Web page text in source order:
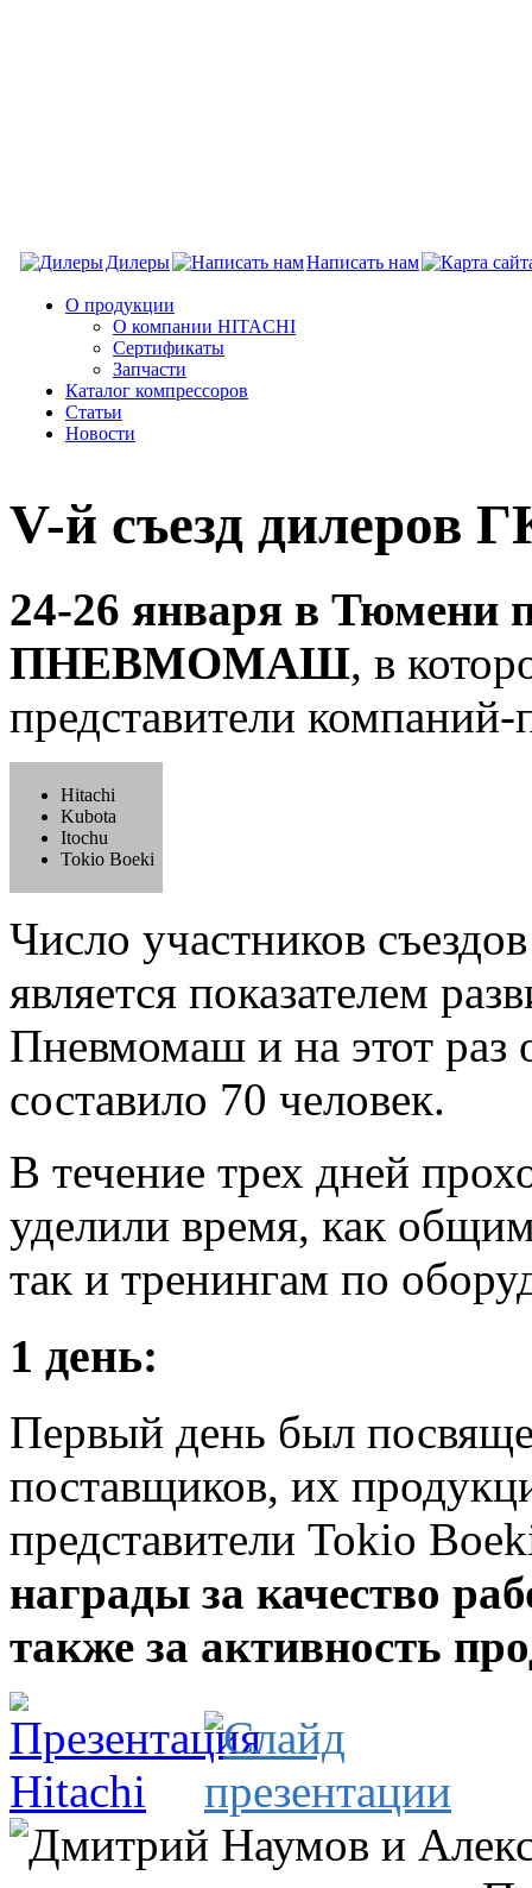
Дилеры Написать нам
О продукции
О компании HITACHI
Сертификаты
Запчасти
Каталог компрессоров
Статьи
Новости
V-й съезд
24-26 января в Тюмени
ПНЕВМОМАШ, в
представители
Hitachi
Kubota
Itochu
Tokio Boeki
Число участников
является показателем
Пневмомаш и на этот раз
составило 70 человек.
В течение трех дней
уделили время, как
так и тренингам по
1 день:
Первый день был
поставщиков, их
представители Tokio
награды за качество
также за активность